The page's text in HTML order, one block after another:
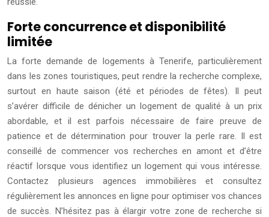
Forte concurrence et disponibilité
limitée
La forte demande de logements à Tenerife, particulièrement
dans les zones touristiques, peut rendre la recherche complexe,
surtout en haute saison (été et périodes de fêtes). Il peut
s’avérer difficile de dénicher un logement de qualité à un prix
abordable, et il est parfois nécessaire de faire preuve de
patience et de détermination pour trouver la perle rare. Il est
conseillé de commencer vos recherches en amont et d’être
réactif lorsque vous identifiez un logement qui vous intéresse.
Contactez plusieurs agences immobilières et consultez
régulièrement les annonces en ligne pour optimiser vos chances
de succès. N’hésitez pas à élargir votre zone de recherche si